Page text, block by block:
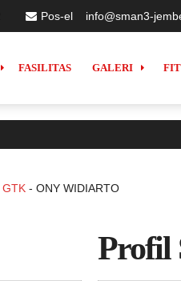
Pos-el info@sman3-
FASILITAS GALERI
GTK - ONY WIDIARTO
Profil